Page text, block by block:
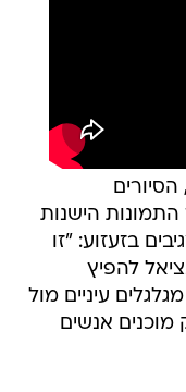
התמונות הישנות
בזעזוע: "זו
להפיץ
עיניים מול
אנשים